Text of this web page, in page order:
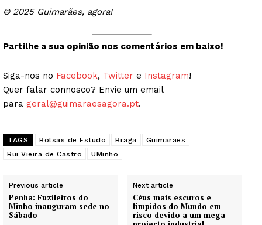
© 2025 Guimarães, agora!
Partilhe a sua opinião nos comentários em baixo!
Siga-nos no Facebook, Twitter e Instagram!
Quer falar connosco? Envie um email
para geral@guimaraesagora.pt.
TAGS Bolsas de Estudo Braga
Guimarães
Rui Vieira de Castro
UMinho
Previous article
Penha: Fuzileiros do
Minho inauguram sede no
Sábado
Next article
Céus mais escuros e
límpidos do Mundo em
risco devido a um mega-